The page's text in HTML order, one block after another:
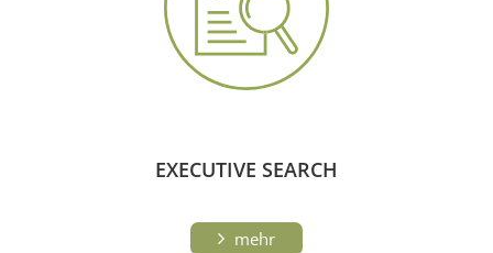
EXECUTIVE SEARCH
mehr